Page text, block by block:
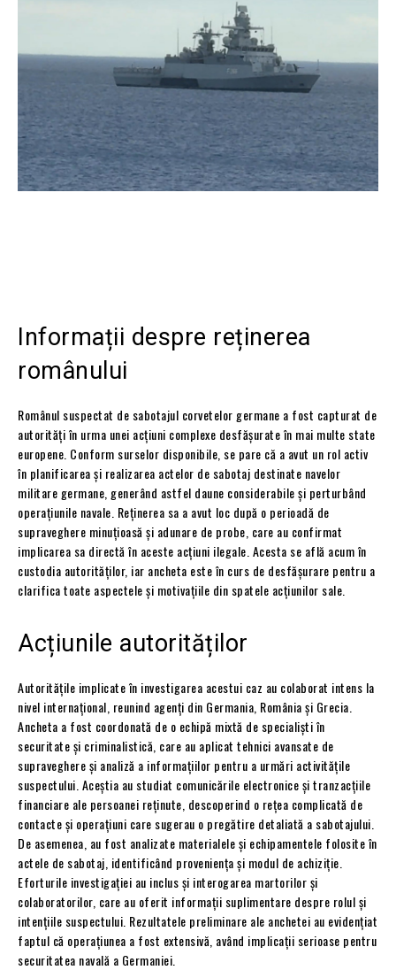
Informații despre reținerea
românului
Românul suspectat de sabotajul corvetelor germane a fost capturat de
autorități în urma unei acțiuni complexe desfășurate în mai multe state
europene. Conform surselor disponibile, se pare că a avut un rol activ
în planificarea și realizarea actelor de sabotaj destinate navelor
militare germane, generând astfel daune considerabile și perturbând
operațiunile navale. Reținerea sa a avut loc după o perioadă de
supraveghere minuțioasă și adunare de probe, care au confirmat
implicarea sa directă în aceste acțiuni ilegale. Acesta se află acum în
custodia autorităților, iar ancheta este în curs de desfășurare pentru a
clarifica toate aspectele și motivațiile din spatele acțiunilor sale.
Acțiunile autorităților
Autoritățile implicate în investigarea acestui caz au colaborat intens la
nivel internațional, reunind agenți din Germania, România și Grecia.
Ancheta a fost coordonată de o echipă mixtă de specialiști în
securitate și criminalistică, care au aplicat tehnici avansate de
supraveghere și analiză a informațiilor pentru a urmări activitățile
suspectului. Aceștia au studiat comunicările electronice și tranzacțiile
financiare ale persoanei reținute, descoperind o rețea complicată de
contacte și operațiuni care sugerau o pregătire detaliată a sabotajului.
De asemenea, au fost analizate materialele și echipamentele folosite în
actele de sabotaj, identificând proveniența și modul de achiziție.
Eforturile investigației au inclus și interogarea martorilor și
colaboratorilor, care au oferit informații suplimentare despre rolul și
intențiile suspectului. Rezultatele preliminare ale anchetei au evidențiat
faptul că operațiunea a fost extensivă, având implicații serioase pentru
securitatea navală a Germaniei.